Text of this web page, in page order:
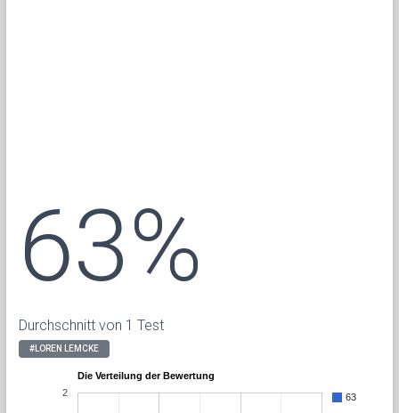
63%
Durchschnitt von 1 Test
#LOREN LEMCKE
Die Verteilung der Bewertung
63
2